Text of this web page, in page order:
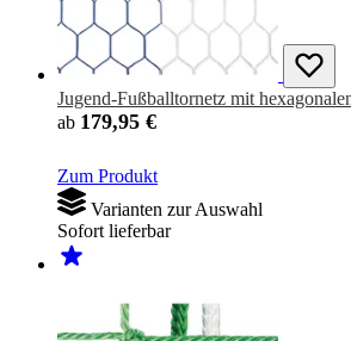
Jugend-Fußballtornetz mit
ab 179,95 €
Zum Produkt
Varianten zur Auswahl
Sofort lieferbar